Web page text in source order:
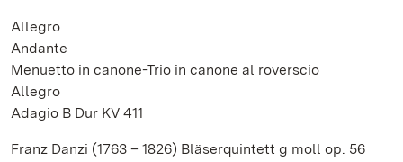
Allegro
Andante
Menuetto in canone-Trio in canone al roverscio
Allegro
Adagio B Dur KV 411
Franz Danzi (1763 – 1826) Bläserquintett g moll op. 56